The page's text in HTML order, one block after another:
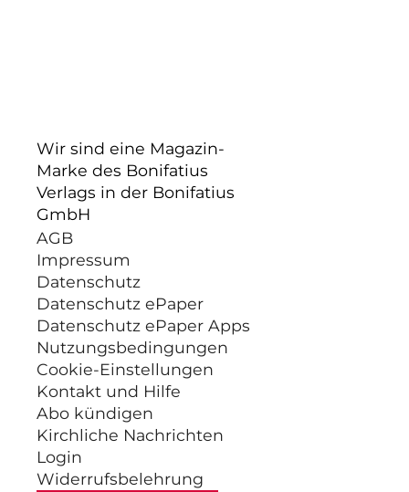
Wir sind eine Magazin-
Marke des Bonifatius
Verlags in der Bonifatius
GmbH
AGB
Impressum
Datenschutz
Datenschutz ePaper
Datenschutz ePaper Apps
Nutzungsbedingungen
Cookie-Einstellungen
Kontakt und Hilfe
Abo kündigen
Kirchliche Nachrichten
Login
Widerrufsbelehrung